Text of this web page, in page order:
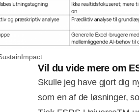
Vil du vide mere om
Skulle jeg have gjort dig
som en af de løsninger,